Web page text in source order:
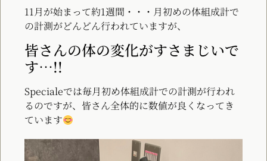
11月が始まって約1週間・・・月初めの体組成計で
の計測がどんどん行われていますが、
皆さんの体の変化がすさまじいで
す…!!
Specialeでは毎月初め体組成計での計測が行われ
るのですが、皆さん全体的に数値が良くなってき
ています